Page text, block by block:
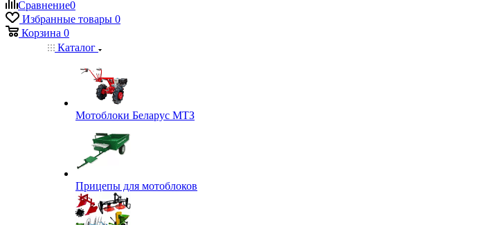
Сравнение0
Избранные товары 0
Корзина 0
Каталог
Мотоблоки Беларус МТЗ
Прицепы для мотоблоков